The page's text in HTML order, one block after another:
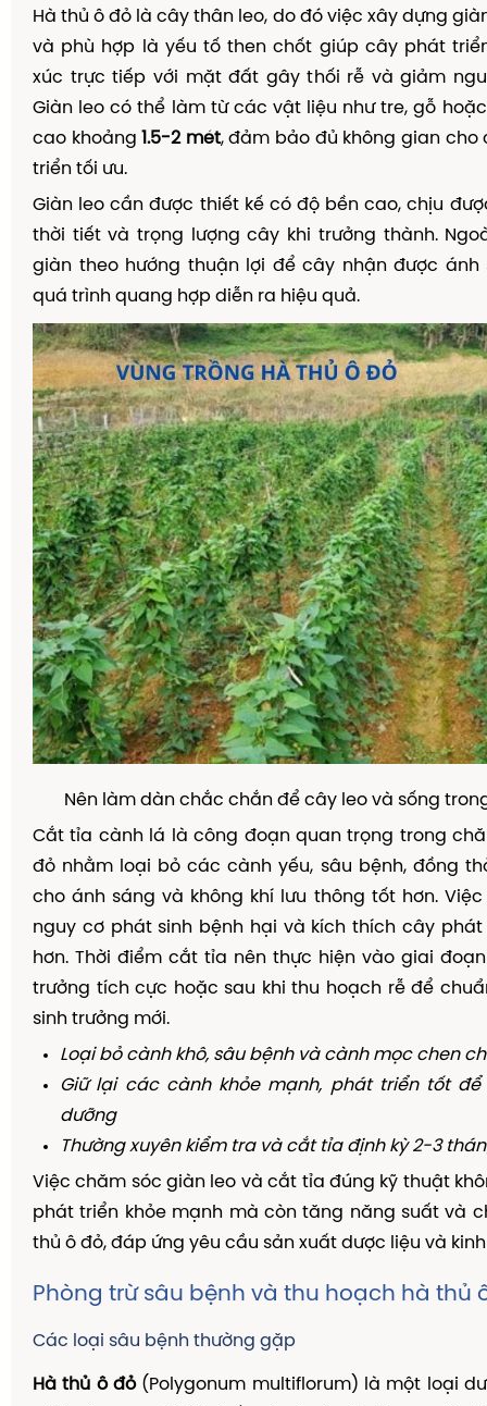
Hà thủ ô đỏ là cây thân leo, do đó việc xây dựng
và phù hợp là yếu tố then chốt giúp cây phát
xúc trực tiếp với mặt đất gây thối rễ và giảm
Giàn leo có thể làm từ các vật liệu như tre, gỗ
cao khoảng1.5-2 mét, đảm bảo đủ không gian cho
triển tối ưu.
Giàn leo cần được thiết kế có độ bền cao, chịu
thời tiết và trọng lượng cây khi trưởng thành.
giàn theo hướng thuận lợi để cây nhận được ánh
quá trình quang hợp diễn ra hiệu quả.
Nên làm dàn chắc chắn để cây leo và sống
Cắt tỉa cành lá là công đoạn quan trọng trong
đỏ nhằm loại bỏ các cành yếu, sâu bệnh, đồng
cho ánh sáng và không khí lưu thông tốt hơn.
nguy cơ phát sinh bệnh hại và kích thích cây
hơn. Thời điểm cắt tỉa nên thực hiện vào giai
trưởng tích cực hoặc sau khi thu hoạch rễ để
sinh trưởng mới.
Loại bỏ cành khô, sâu bệnh và cành mọc chen
Giữ lại các cành khỏe mạnh, phát triển tốt
dưỡng
Thường xuyên kiểm tra và cắt tỉa định kỳ 2-3
Việc chăm sóc giàn leo và cắt tỉa đúng kỹ thuật
phát triển khỏe mạnh mà còn tăng năng suất và
thủ ô đỏ, đáp ứng yêu cầu sản xuất dược liệu và
Phòng trừ sâu bệnh và thu hoạch hà thủ
Các loại sâu bệnh thường gặp
Hà thủ ô đỏ(Polygonum multiflorum) là một loại